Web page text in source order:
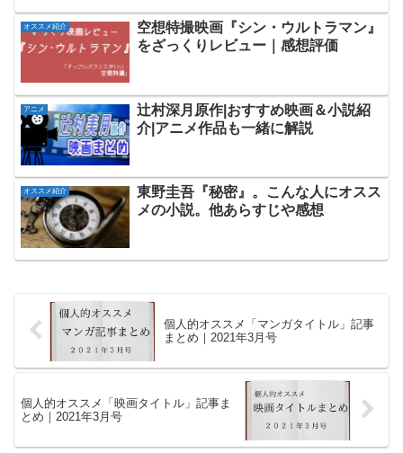
オススメ紹介
空想特撮映画『シン・ウルトラマン』
をざっくりレビュー｜感想評価
アニメ
辻村深月原作|おすすめ映画＆小説紹
介|アニメ作品も一緒に解説
オススメ紹介
東野圭吾『秘密』。こんな人にオスス
メの小説。他あらすじや感想
個人的オススメ「マンガタイトル」記事
まとめ｜2021年3月号
個人的オススメ「映画タイトル」記事ま
とめ｜2021年3月号